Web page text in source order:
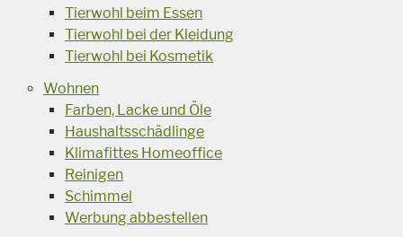
Tierwohl beim Essen
Tierwohl bei der Kleidung
Tierwohl bei Kosmetik
Wohnen
Farben, Lacke und Öle
Haushaltsschädlinge
Klimafittes Homeoffice
Reinigen
Schimmel
Werbung abbestellen